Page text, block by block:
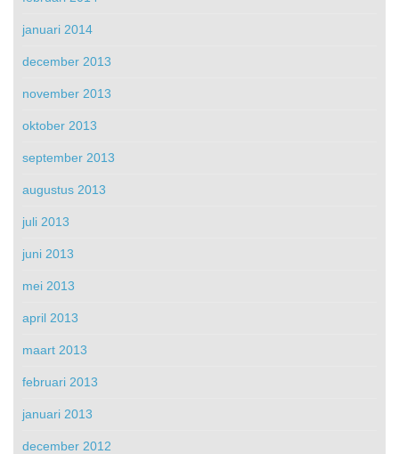
januari 2014
december 2013
november 2013
oktober 2013
september 2013
augustus 2013
juli 2013
juni 2013
mei 2013
april 2013
maart 2013
februari 2013
januari 2013
december 2012